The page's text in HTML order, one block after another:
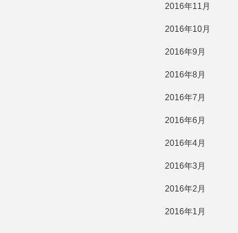
2016年11月
2016年10月
2016年9月
2016年8月
2016年7月
2016年6月
2016年4月
2016年3月
2016年2月
2016年1月